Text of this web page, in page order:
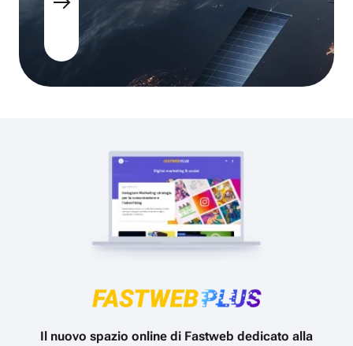
Il nuovo spazio online di Fastweb dedicato alla